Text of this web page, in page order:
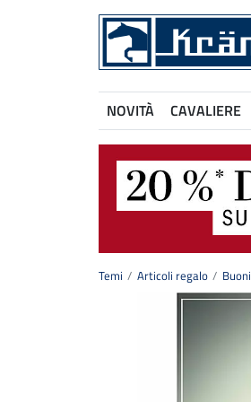
NOVITÀ CAVALIERE
Temi Articoli regalo